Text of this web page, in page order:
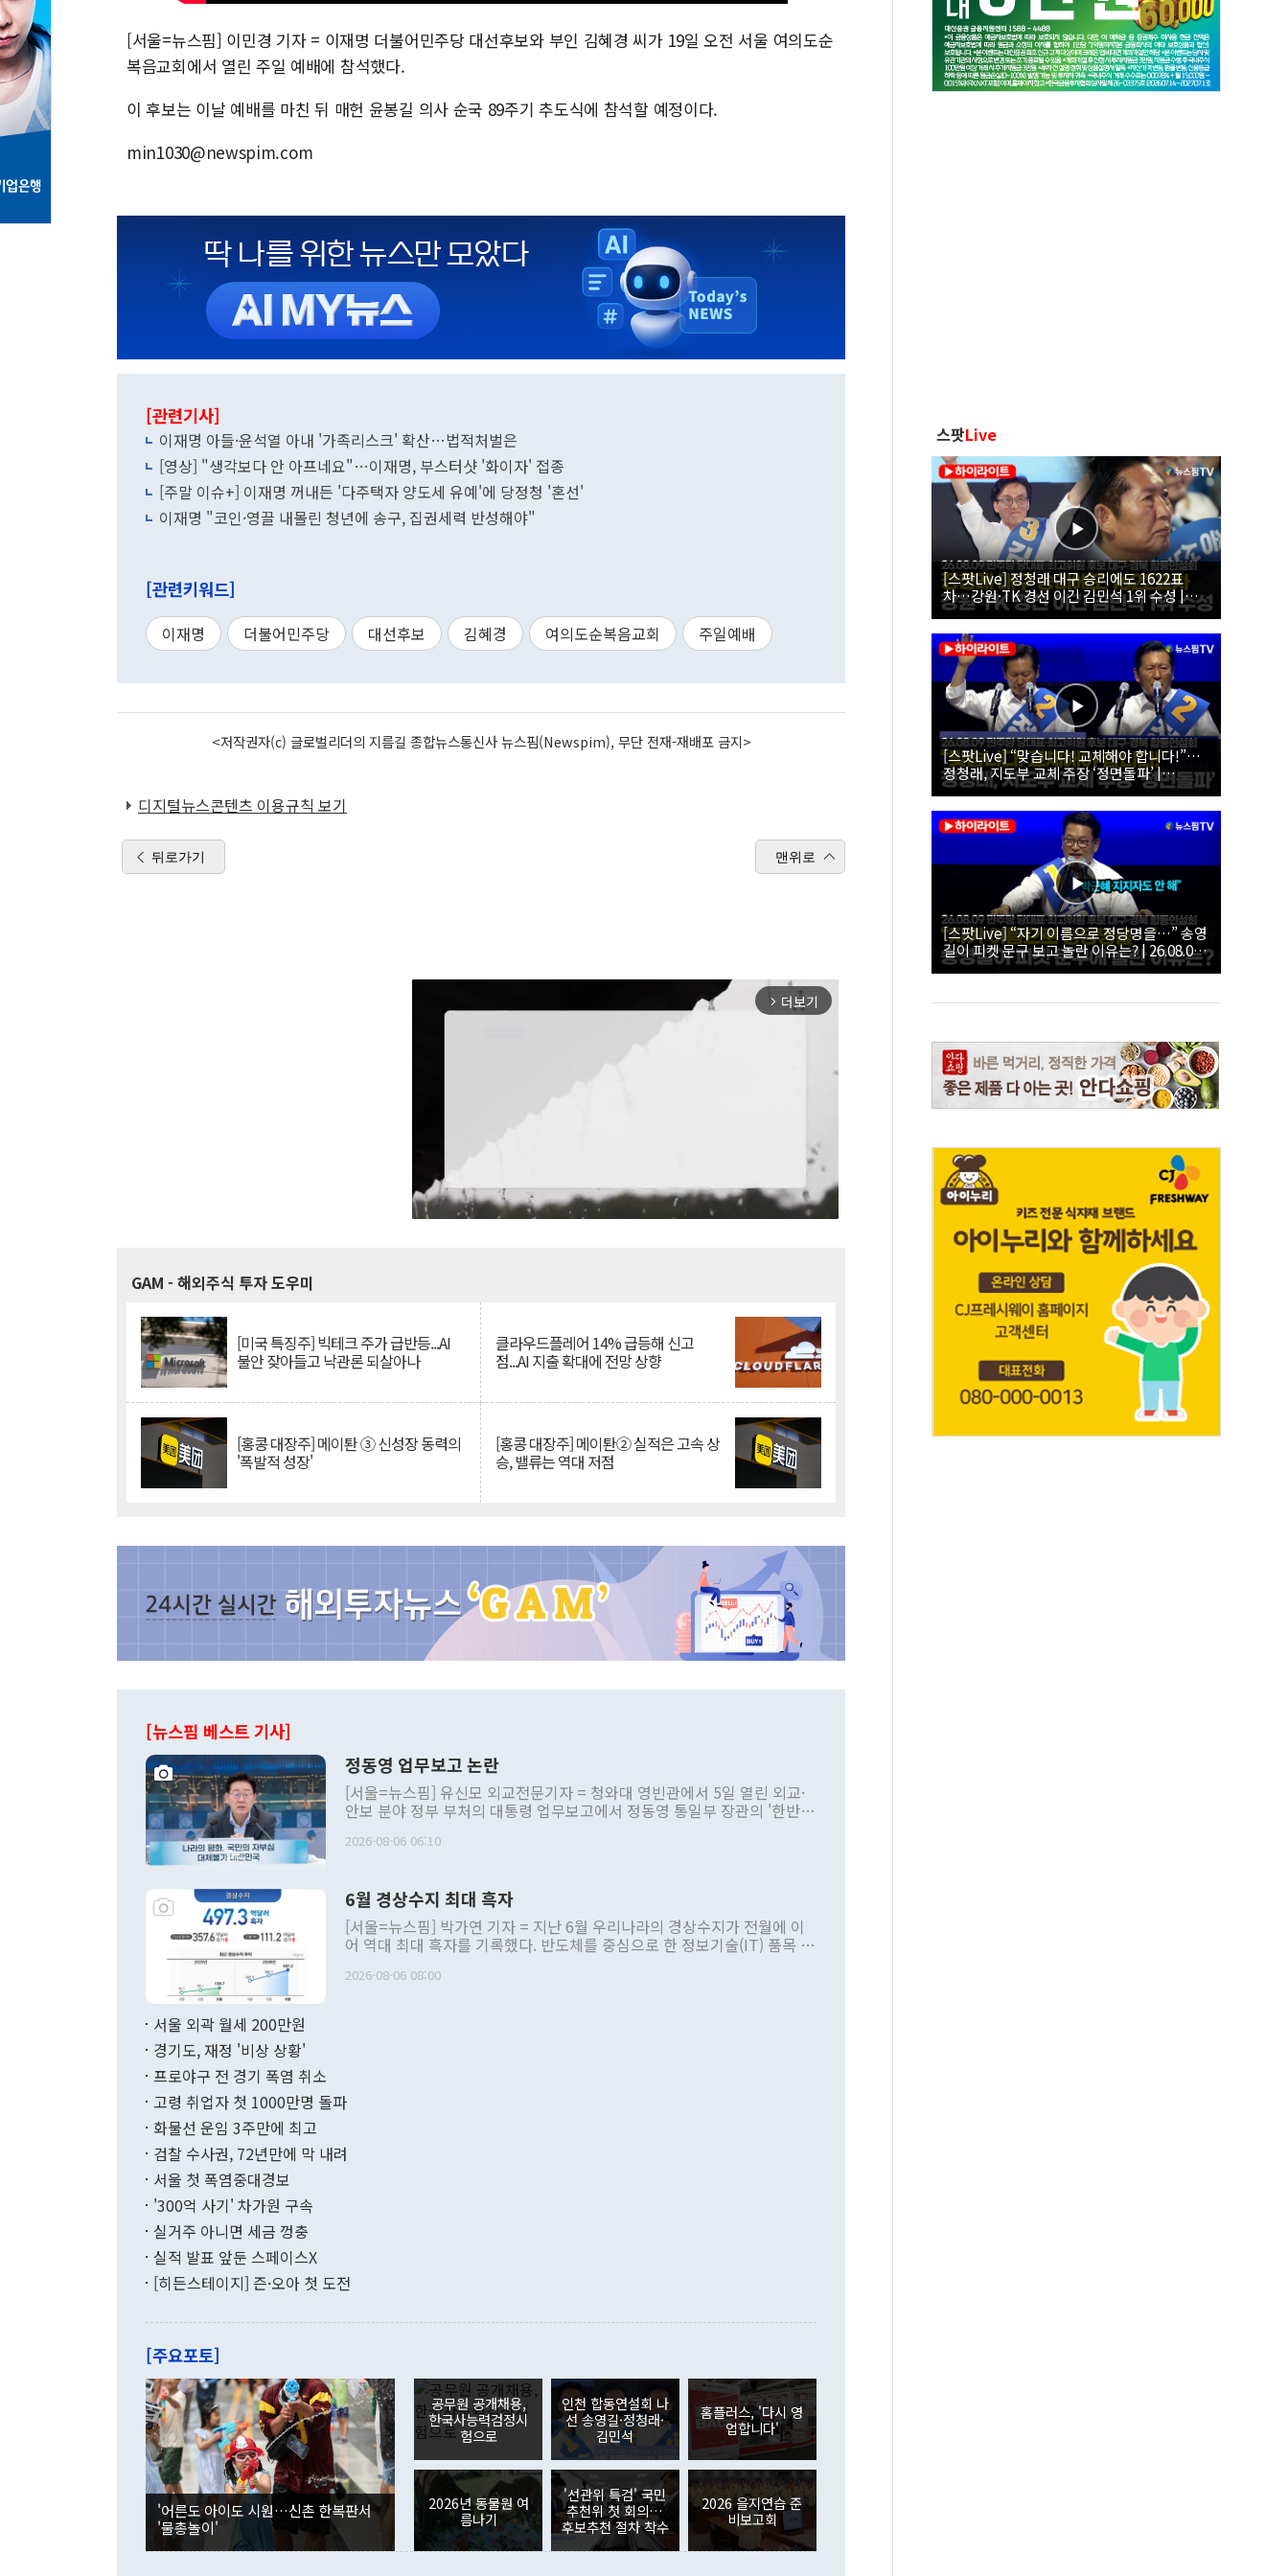
[서울=뉴스핌] 이민경 기자 = 이재명 더불어민주당 대선후보와 부인 김혜경 씨가 19일 오전 서울 여의도순
복음교회에서 열린 주일 예배에 참석했다.
이 후보는 이날 예배를 마친 뒤 매헌 윤봉길 의사 순국 89주기 추도식에 참석할 예정이다.
min1030@newspim.com
[관련기사]
이재명 아들·윤석열 아내 '가족리스크' 확산…법적처벌은
[영상] "생각보다 안 아프네요"…이재명, 부스터샷 '화이자' 접종
[주말 이슈+] 이재명 꺼내든 '다주택자 양도세 유예'에 당정청 '혼선'
이재명 "코인·영끌 내몰린 청년에 송구, 집권세력 반성해야"
[관련키워드]
이재명 더불어민주당 대선후보 김혜경 여의도순복음교회 주일예배
<저작권자(c) 글로벌리더의 지름길 종합뉴스통신사 뉴스핌(Newspim), 무단 전재-재배포 금지>
디지털뉴스콘텐츠 이용규칙 보기
뒤로가기 맨위로
arrow_forward_ios 더보기
GAM - 해외주식 투자 도우미
[미국 특징주] 빅테크 주가 급반등...AI
불안 잦아들고 낙관론 되살아나
클라우드플레어 14% 급등해 신고
점...AI 지출 확대에 전망 상향
[홍콩 대장주] 메이퇀 ③ 신성장 동력의
'폭발적 성장'
[홍콩 대장주] 메이퇀② 실적은 고속 상
승, 밸류는 역대 저점
[뉴스핌 베스트 기사]
정동영 업무보고 논란
[서울=뉴스핌] 유신모 외교전문기자 = 청와대 영빈관에서 5일 열린 외교·
안보 분야 정부 부처의 대통령 업무보고에서 정동영 통일부 장관의 '한반도
발언 중에는 정부 내 조율을 거치지 않은 사안을 정책으로 추진하겠다고 공
주의적 희망에 근거한 비현실적 구상'이라는 비판을 내놨다. 그동안 정 장
관의 대북 정책 관련 발언이 물의를 빚은 적은 여러 번 있지만 대통령과 유
관 부처 장관이 공개적으로 부정적 입장을 표명한 것은 이례적이다. 정 장
관의 무리한 대북 접근법과 월권을 제어해야 한다는 목소리도 높아지고 있
다. [정동영 통일부 장관이 지난달 23일 오후 서울 종로구 정부서울청사에
무너졌다고도 했다. 또 "현 시점에서 흘러간 선(先)비핵화만 되뇌는 것은
함께 4자 대화의 동력을 확보하기 위해 최선을 다할 것"이라고 말했다. 하
"우리의 선의대로 하는 게 과연 한반도의 평화와 안정에 플러스냐, 결론적
관은 업무보고 사후 브리핑에서 정 장관이 언급한 '4자 회담'에 대해 "이상
이 9월 러시아 블라디보스토크에서 열리는 '동방경제포럼(EEF)'을 언급하
며 "정부 차원에서 (참석을) 검토하고 있다"고 발언한 데 대해서도 조 장관
은 "그것은 외교부의 몫"이라며 "아직 거기까지 진도가 나가지 않았다"고
잘랐다. 정 장관이 이날 소개한 대북 구상과 설명은 정부 내 조율을 거치지
않았다는 점에서 문제가 있다. 특히 주적 표현 대체와 국호 사용, 9·19 군
사합의 복원, 4자회담 추진 등은 통일부 장관이 결정할 사안이 아니어서 월
권이라는 지적이 나오고 있다. 이 대통령은 정 장관의 업무보고를 듣고 난
뒤 "여기 업무보고에 발표했다고 승인난 건 아니다"라고 재차 확인했다. 정
부의 한 소식통은 "정 장관의 발언 내용은 대부분 국가안전보장회의(NSC)
를 거쳐 결정된 사안이 아닌 정 장관의 개인적 생각에 가깝다"며 "안보 관
련 부처 장관이 정부의 공식 정책이 아닌 사안을 추진하겠다고 업무보고를
2026-08-06 06:10
6월 경상수지 최대 흑자
[서울=뉴스핌] 박가연 기자 = 지난 6월 우리나라의 경상수지가 전월에 이
어 역대 최대 흑자를 기록했다. 반도체를 중심으로 한 정보기술(IT) 품목 수
료=한국은행] 한국은행이 6일 발표한 '2026년 6월 국제수지(잠정)'에 따르
며 월간 기준 처음으로 1000억달러를 넘어섰다. 상품수입은 644억8000만
196.9% 급증했고 컴퓨터·주변기기(SSD)는 282.7% 증가했다. IT 품목
수출은 160.4% 늘었으며 비IT 품목도 ▲석유제품(47.5%) ▲화공품
기록했지만 지식재산권사용료수지는 전월 흑자에서 4억4000만달러 적자
로 전환됐다. 본원소득수지는 배당소득을 중심으로 32억7000만달러 흑자
는 배당수입이 늘어난 데다 전월 분기배당에 따른 기저효과로 배당지급이
였던 올해 3월(369억9000만달러)을 넘어선 것이다. 직접투자에서는 내국
인의 해외투자가 80억1000만달러, 외국인의 국내투자가 46억3000만달러
각각 증가했다. 증권투자에서는 외국인의 국내 주식 매도세가 이어졌다. 외
국인의 국내 주식 투자는 차익실현 매도 등의 영향으로 316억1000만달러
감소하며 전월(-310억5000만달러)에 이어 역대 최대 순매도 기록을 다시
경신했다. 외국인의 국내 채권투자는 세계국채지수(WGBI) 자금 유입에도
분기 말 만기도래 영향으로 증가 폭이 줄어든 52억9000만달러를 기록했
다. 내국인의 해외 증권투자는 주식을 중심으로 35억6000만달러 증가했
다. eoyn2@newspim.com
2026-08-06 08:00
서울 외곽 월세 200만원
경기도, 재정 '비상 상황'
프로야구 전 경기 폭염 취소
고령 취업자 첫 1000만명 돌파
화물선 운임 3주만에 최고
검찰 수사권, 72년만에 막 내려
서울 첫 폭염중대경보
'300억 사기' 차가원 구속
실거주 아니면 세금 껑충
실적 발표 앞둔 스페이스X
[히든스테이지] 즌·오아 첫 도전
[주요포토]
'어른도 아이도 시원…신촌 한복판서
'물총놀이'
공무원 공개채용,
한국사능력검정시
험으로
인천 합동연설회 나
선 송영길·정청래·
김민석
홈플러스, '다시 영
업합니다'
2026년 동물원 여
름나기
'선관위 특검' 국민
추천위 첫 회의…
후보추천 절차 착수
2026 을지연습 준
비보고회
스팟Live
[스팟Live] 정청래 대구 승리에도 1622표
차…강원·TK 경선 이긴 김민석 1위 수성 |
26.08.09 더불어민주당 당대표·최고위원 후
보 대구·경북 합동연설회
[스팟Live] “맞습니다! 교체해야 합니다!”…
정청래, 지도부 교체 주장 ‘정면돌파’ |
26.08.09 더불어민주당 당대표·최고위원 후
보 대구·경북 합동연설회
[스팟Live] “자기 이름으로 정당명을…” 송영
길이 피켓 문구 보고 놀란 이유는? | 26.08.09
더불어민주당 당대표·최고위원 후보 대구·경